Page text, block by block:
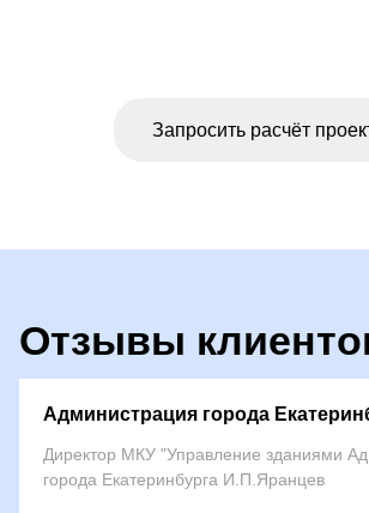
Запросить расчёт
Отзывы
Администрация города
Директор МКУ "Управление зданиями
города Екатеринбурга И.П.Яранцев